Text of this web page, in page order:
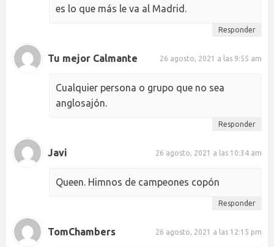
es lo que más le va al Madrid.
Responder
Tu mejor Calmante 26 agosto, 2021 a las 9:55 am
Cualquier persona o grupo que no sea
anglosajón.
Responder
Javi 26 agosto, 2021 a las 10:34 am
Queen. Himnos de campeones copón
Responder
TomChambers 26 agosto, 2021 a las 12:15 pm